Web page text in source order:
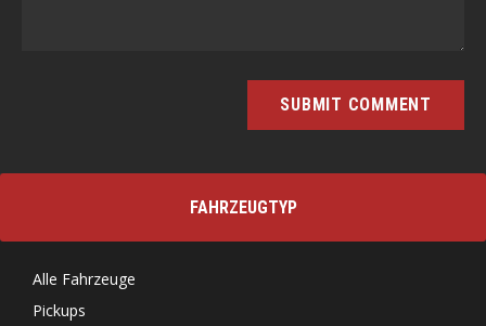
FAHRZEUGTYP
Alle Fahrzeuge
Pickups